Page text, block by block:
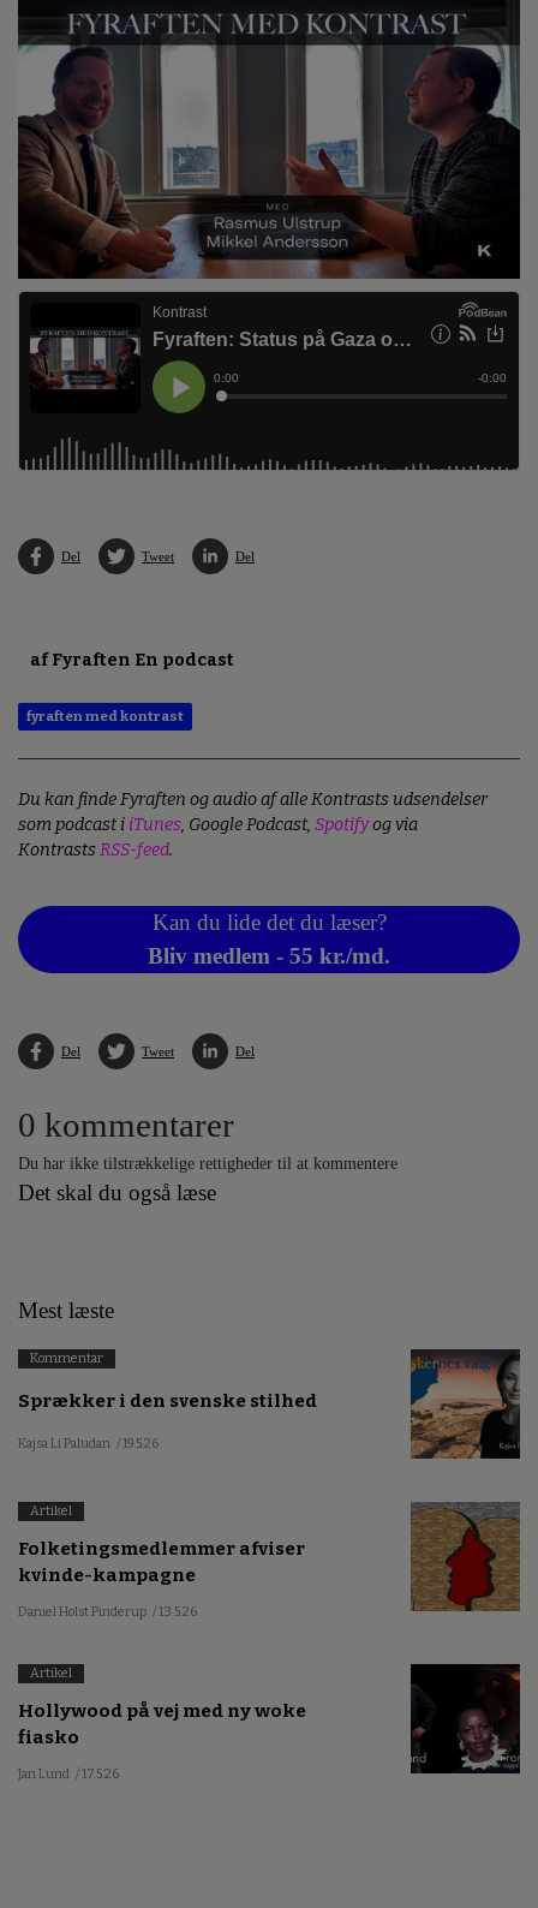
Del Tweet Del
af Fyraften En podcast
fyraften med kontrast
Du kan finde Fyraften og audio af alle Kontrasts udsendelser
som podcast i iTunes, Google Podcast, Spotifyog via
KontrastsRSS-feed.
Kan du lide det du læser?
Bliv medlem - 55 kr./md.
Del Tweet Del
0 kommentarer
Du har ikke tilstrækkelige rettigheder til at kommentere
Det skal du også læse
Mest læste
Kommentar
Sprækker i den svenske stilhed
Kajsa Li Paludan / 19.5.26
Artikel
Folketingsmedlemmer afviser
kvinde-kampagne
Daniel Holst Pinderup / 13.5.26
Artikel
Hollywood på vej med ny woke
fiasko
Jan Lund / 17.5.26